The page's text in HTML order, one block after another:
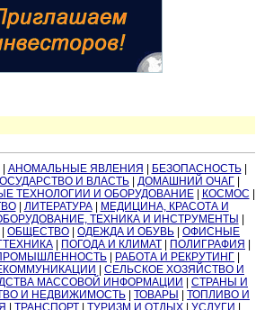
АНОМАЛЬНЫЕ ЯВЛЕНИЯ БЕЗОПАСНОСТЬ|
И ВЛАСТЬ ДОМАШНИЙ ОЧАГ
ТЕХНОЛОГИИ И ОБОРУДОВАНИЕ| КОСМОС
| ЛИТЕРАТУРА|
МЕДИЦИНА, КРАСОТА И
ТЕХНИКА И ИНСТРУМЕНТЫ
ОБЩЕСТВО ОДЕЖДА И ОБУВЬ
ОФИСНЫЕ
ПОГОДА И КЛИМАТ ПОЛИГРАФИЯ
РАБОТА И РЕКРУТИНГ
СЕЛЬСКОЕ ХОЗЯЙСТВО И
МАССОВОЙ ИНФОРМАЦИИ
СТРАНЫ И
И НЕДВИЖИМОСТЬ ТОВАРЫ
ТОПЛИВО И